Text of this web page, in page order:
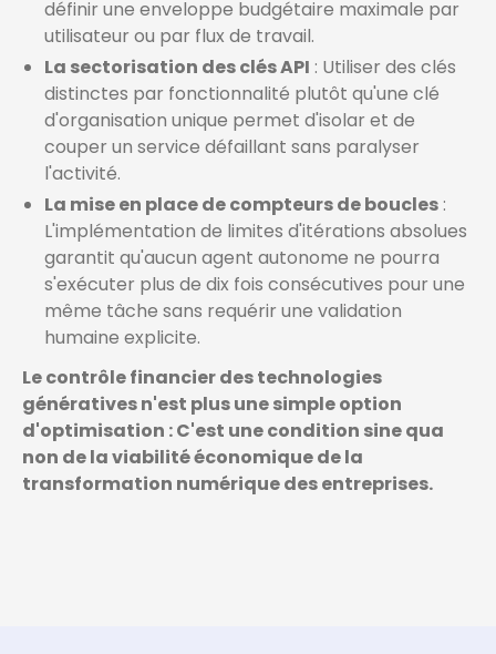
définir une enveloppe budgétaire maximale par
utilisateur ou par flux de travail.
La sectorisation des clés API : Utiliser des clés
distinctes par fonctionnalité plutôt qu'une clé
d'organisation unique permet d'isolar et de
couper un service défaillant sans paralyser
l'activité.
La mise en place de compteurs de boucles :
L'implémentation de limites d'itérations absolues
garantit qu'aucun agent autonome ne pourra
s'exécuter plus de dix fois consécutives pour une
même tâche sans requérir une validation
humaine explicite.
Le contrôle financier des technologies
génératives n'est plus une simple option
d'optimisation : C'est une condition sine qua
non de la viabilité économique de la
transformation numérique des entreprises.